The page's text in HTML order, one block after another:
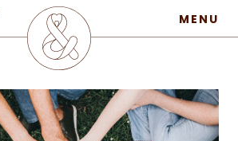
MaatschapWij
MENU